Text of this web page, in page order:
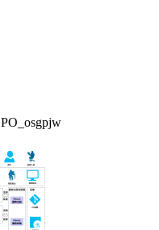
PO_osgpjw